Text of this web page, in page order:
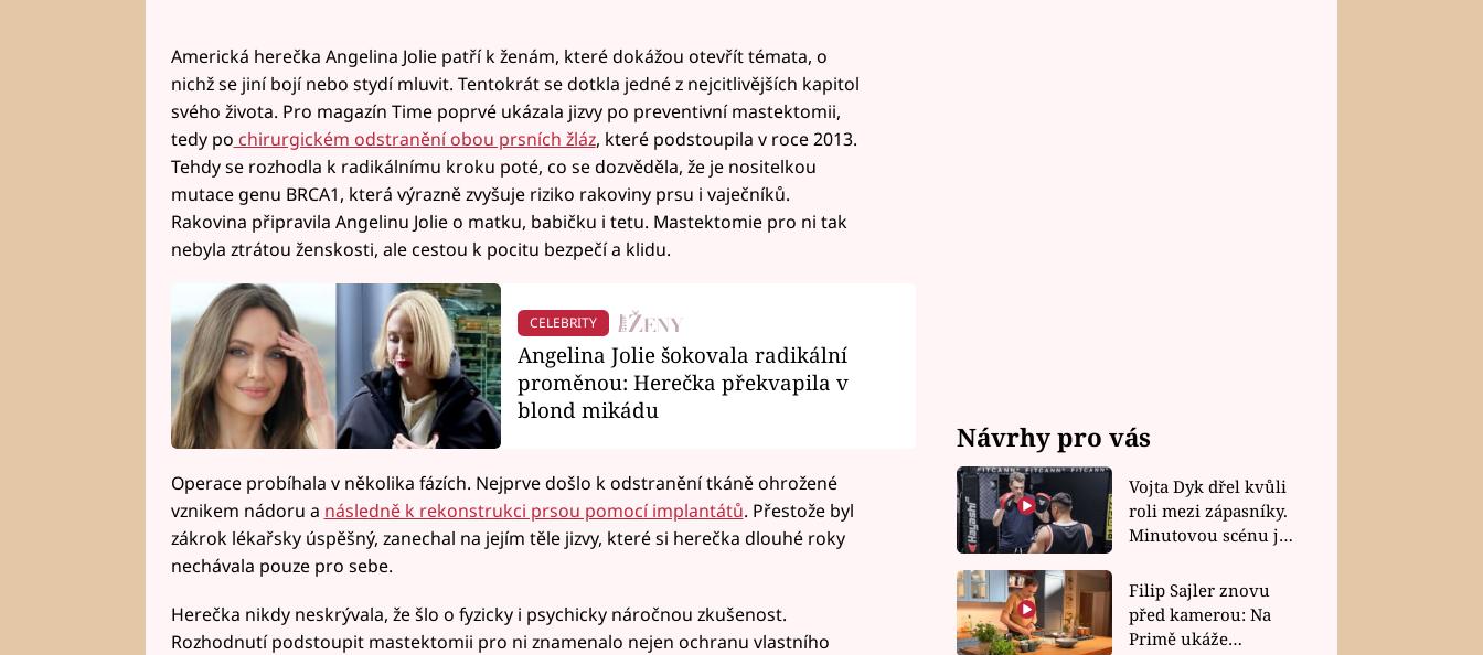
Americká herečka Angelina Jolie patří k ženám, které dokážou otevřít témata, o
nichž se jiní bojí nebo stydí mluvit. Tentokrát se dotkla jedné z nejcitlivějších kapitol
svého života. Pro magazín Time poprvé ukázala jizvy po preventivní mastektomii,
tedy po chirurgickém odstranění obou prsních žláz, které podstoupila v roce 2013.
Tehdy se rozhodla k radikálnímu kroku poté, co se dozvěděla, že je nositelkou
mutace genu BRCA1, která výrazně zvyšuje riziko rakoviny prsu i vaječníků.
Rakovina připravila Angelinu Jolie o matku, babičku i tetu. Mastektomie pro ni tak
nebyla ztrátou ženskosti, ale cestou k pocitu bezpečí a klidu.
CELEBRITY
Angelina Jolie šokovala radikální
proměnou: Herečka překvapila v
blond mikádu
Operace probíhala v několika fázích. Nejprve došlo k odstranění tkáně ohrožené
vznikem nádoru a následně k rekonstrukci prsou pomocí implantátů. Přestože byl
zákrok lékařsky úspěšný, zanechal na jejím těle jizvy, které si herečka dlouhé roky
nechávala pouze pro sebe.
Herečka nikdy neskrývala, že šlo o fyzicky i psychicky náročnou zkušenost.
Rozhodnutí podstoupit mastektomii pro ni znamenalo nejen ochranu vlastního
Návrhy pro vás
Vojta Dyk dřel kvůli
roli mezi zápasníky.
Minutovou scénu jel
Filip Sajler znovu
před kamerou: Na
Primě ukáže